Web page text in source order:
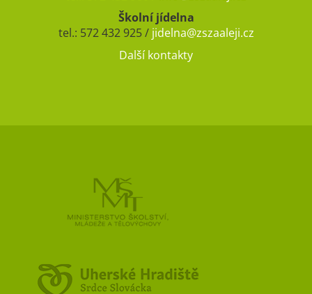
Školní jídelna
tel.: 572 432 925 / jidelna@zszaaleji.cz
Další kontakty